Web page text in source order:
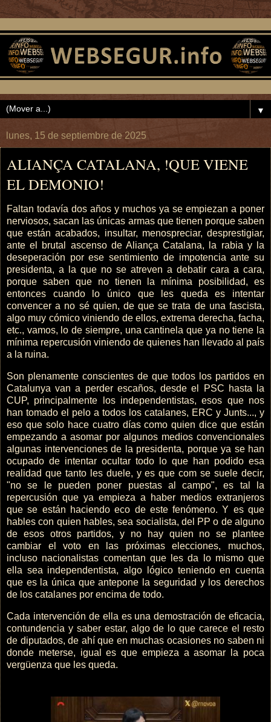
▼
lunes, 15 de septiembre de 2025
ALIANÇA CATALANA, !QUE VIENE
EL DEMONIO!
Faltan todavía dos años y muchos ya se empiezan a poner
nerviosos, sacan las únicas armas que tienen porque saben
que están acabados, insultar, menospreciar, desprestigiar,
ante el brutal ascenso de Aliança Catalana, la rabia y la
deseperación por ese sentimiento de impotencia ante su
presidenta, a la que no se atreven a debatir cara a cara,
porque saben que no tienen la mínima posibilidad, es
entonces cuando lo único que les queda es intentar
convencer a no sé quien, de que se trata de una fascista,
algo muy cómico viniendo de ellos, extrema derecha, facha,
etc., vamos, lo de siempre, una cantinela que ya no tiene la
mínima repercusión viniendo de quienes han llevado al país
a la ruina.
Son plenamente conscientes de que todos los partidos en
Catalunya van a perder escaños, desde el PSC hasta la
CUP, principalmente los independentistas, esos que nos
han tomado el pelo a todos los catalanes, ERC y Junts..., y
eso que solo hace cuatro días como quien dice que están
empezando a asomar por algunos medios convencionales
algunas intervenciones de la presidenta, porque ya se han
ocupado de intentar ocultar todo lo que han podido esa
realidad que tanto les duele, y es que com se suele decir,
"no se le pueden poner puestas al campo", es tal la
repercusión que ya empieza a haber medios extranjeros
que se están haciendo eco de este fenómeno. Y es que
hables con quien hables, sea socialista, del PP o de alguno
de esos otros partidos, y no hay quien no se plantee
cambiar el voto en las próximas elecciones, muchos,
incluso nacionalistas comentan que les da lo mismo que
ella sea independentista, algo lógico teniendo en cuenta
que es la única que antepone la seguridad y los derechos
de los catalanes por encima de todo.
Cada intervención de ella es una demostración de eficacia,
contundencia y saber estar, algo de lo que carece el resto
de diputados, de ahí que en muchas ocasiones no saben ni
donde meterse, igual es que empieza a asomar la poca
vergüenza que les queda.